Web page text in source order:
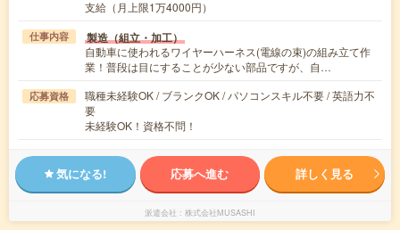
支給（月上限1万4000円）
仕事内容 製造（組立・加工）
自動車に使われるワイヤーハーネス(電線の束)の組み立て作
業！普段は目にすることが少ない部品ですが、自…
応募資格
職種未経験OK / ブランクOK / パソコンスキル不要 / 英語力不
要
未経験OK！資格不問！
気になる! 応募へ進む 詳しく見る
派遣会社 株式会社MUSASHI